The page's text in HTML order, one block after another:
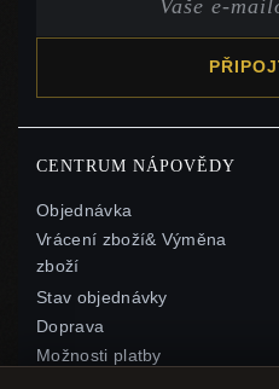
CENTRUM NÁPOVĚDY
Objednávka
Vrácení zboží& Výměna
zboží
Stav objednávky
Doprava
Možnosti platby